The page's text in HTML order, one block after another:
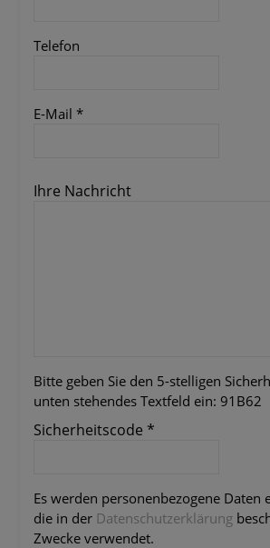
Telefon
E-Mail*
Ihre Nachricht
Bitte geben Sie den 5-stelligen
unten stehendes Textfeld ein: 91B62
Sicherheitscode *
Es werden personenbezogene
die in der Datenschutzerklärung
Zwecke verwendet.